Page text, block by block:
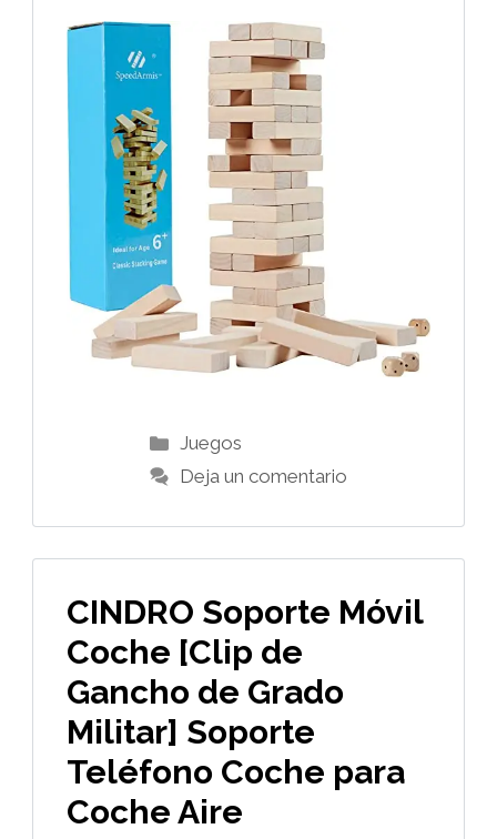
Categorías
Juegos
Deja un comentario
CINDRO Soporte Móvil
Coche [Clip de
Gancho de Grado
Militar] Soporte
Teléfono Coche para
Coche Aire